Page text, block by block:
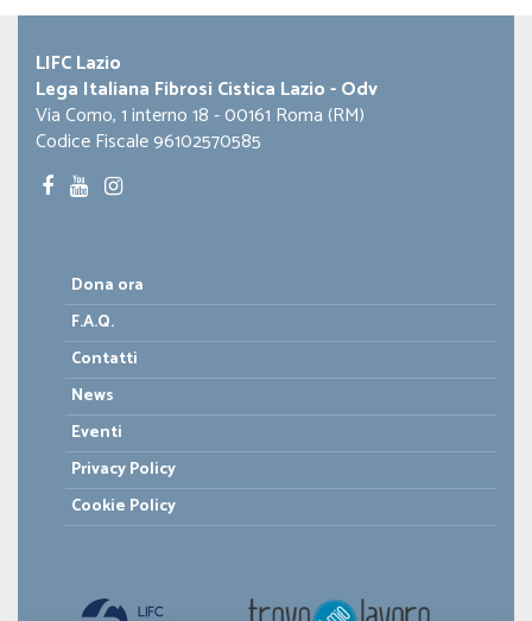
LIFC Lazio
Lega Italiana Fibrosi Cistica Lazio - Odv
Via Como, 1 interno 18 - 00161 Roma (RM)
Codice Fiscale 96102570585
Dona ora
F.A.Q.
Contatti
News
Eventi
Privacy Policy
Cookie Policy